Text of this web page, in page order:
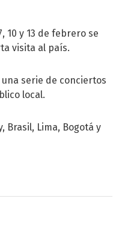
10 y 13 de febrero se
visita al país.
una serie de conciertos
local.
Brasil, Lima, Bogotá y